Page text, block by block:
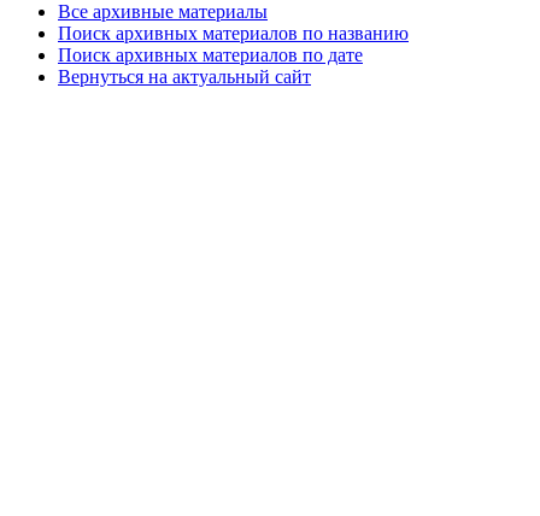
Все архивные материалы
Поиск архивных материалов по названию
Поиск архивных материалов по дате
Вернуться на актуальный сайт